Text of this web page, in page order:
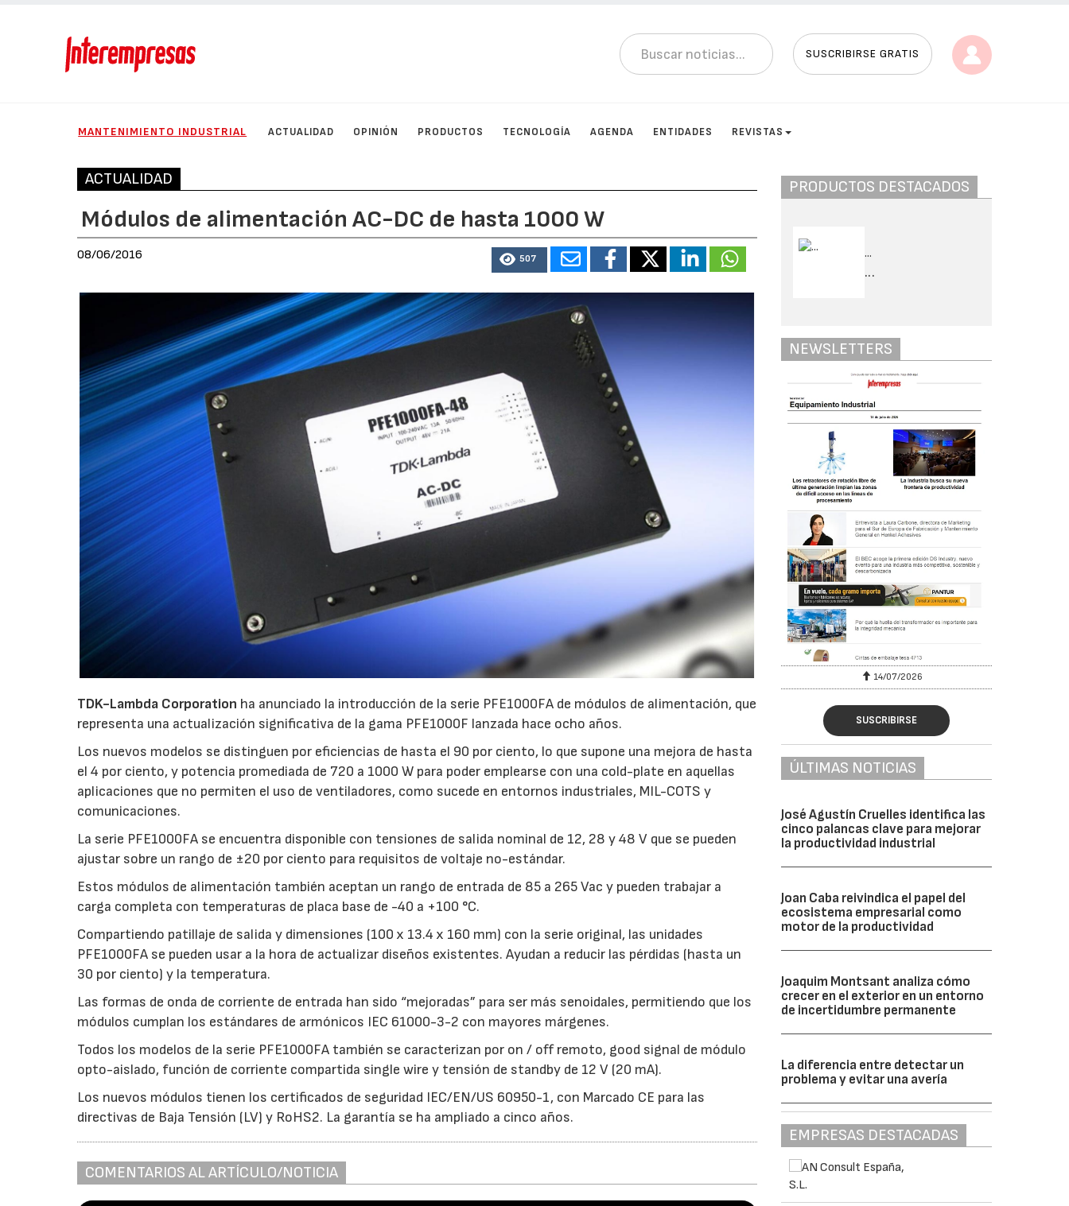
SUSCRIBIRSE GRATIS
MANTENIMIENTO INDUSTRIAL ACTUALIDAD OPINIÓN PRODUCTOS TECNOLOGÍA AGENDA ENTIDADES REVISTAS
ACTUALIDAD
Módulos de alimentación AC-DC de hasta 1000 W
08/06/2016 507
TDK-Lambda Corporation ha anunciado la introducción de la serie PFE1000FA de módulos de alimentación, que
representa una actualización significativa de la gama PFE1000F lanzada hace ocho años.
Los nuevos modelos se distinguen por eficiencias de hasta el 90 por ciento, lo que supone una mejora de hasta
el 4 por ciento, y potencia promediada de 720 a 1000 W para poder emplearse con una cold-plate en aquellas
aplicaciones que no permiten el uso de ventiladores, como sucede en entornos industriales, MIL-COTS y
comunicaciones.
La serie PFE1000FA se encuentra disponible con tensiones de salida nominal de 12, 28 y 48 V que se pueden
ajustar sobre un rango de ±20 por ciento para requisitos de voltaje no-estándar.
Estos módulos de alimentación también aceptan un rango de entrada de 85 a 265 Vac y pueden trabajar a
carga completa con temperaturas de placa base de -40 a +100 °C.
Compartiendo patillaje de salida y dimensiones (100 x 13.4 x 160 mm) con la serie original, las unidades
PFE1000FA se pueden usar a la hora de actualizar diseños existentes. Ayudan a reducir las pérdidas (hasta un
30 por ciento) y la temperatura.
Las formas de onda de corriente de entrada han sido “mejoradas” para ser más senoidales, permitiendo que los
módulos cumplan los estándares de armónicos IEC 61000-3-2 con mayores márgenes.
Todos los modelos de la serie PFE1000FA también se caracterizan por on / off remoto, good signal de módulo
opto-aislado, función de corriente compartida single wire y tensión de standby de 12 V (20 mA).
Los nuevos módulos tienen los certificados de seguridad IEC/EN/US 60950-1, con Marcado CE para las
directivas de Baja Tensión (LV) y RoHS2. La garantía se ha ampliado a cinco años.
COMENTARIOS AL ARTÍCULO/NOTICIA
PRODUCTOS DESTACADOS
...
...
NEWSLETTERS
14/07/2026 28/07/2026 14/07/2026
SUSCRIBIRSE
ÚLTIMAS NOTICIAS
José Agustín Cruelles identifica las
cinco palancas clave para mejorar
la productividad industrial
Joan Caba reivindica el papel del
ecosistema empresarial como
motor de la productividad
Joaquim Montsant analiza cómo
crecer en el exterior en un entorno
de incertidumbre permanente
La diferencia entre detectar un
problema y evitar una avería
EMPRESAS DESTACADAS